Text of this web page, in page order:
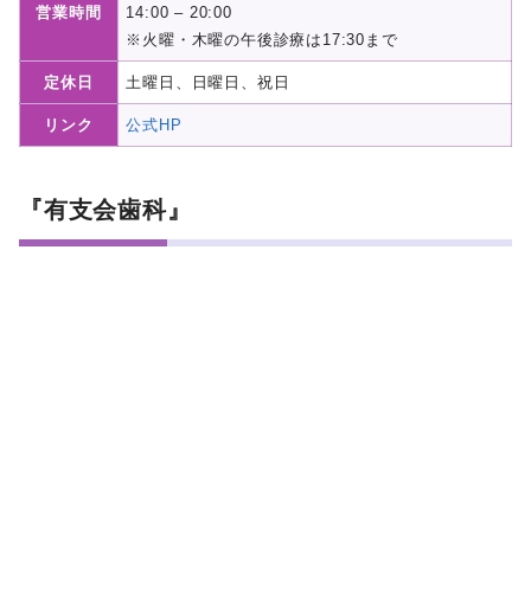
営業時間
14:00 – 20:00
※火曜・木曜の午後診療は17:30まで
定休日 土曜日、日曜日、祝日
リンク 公式HP
『有支会歯科』